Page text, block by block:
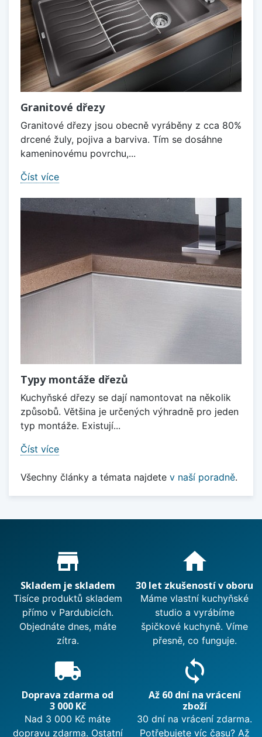
Granitové dřezy
Granitové dřezy jsou obecně vyráběny z cca 80%
drcené žuly, pojiva a barviva. Tím se dosáhne
kameninovému povrchu,...
Číst více
Typy montáže dřezů
Kuchyňské dřezy se dají namontovat na několik
způsobů. Většina je určených výhradně pro jeden
typ montáže. Existují...
Číst více
Všechny články a témata najdete v naší poradně.
Proč nakupovat u nás?
store_mall_directory
Skladem je skladem
Tisíce produktů skladem
přímo v Pardubicích.
Objednáte dnes, máte
zítra.
home
30 let zkušeností v oboru
Máme vlastní kuchyňské
studio a vyrábíme
špičkové kuchyně. Víme
přesně, co funguje.
local_shipping
Doprava zdarma od
3 000 Kč
Nad 3 000 Kč máte
dopravu zdarma. Ostatní
sync
Až 60 dní na vrácení
zboží
30 dní na vrácení zdarma.
Potřebujete víc času? Až